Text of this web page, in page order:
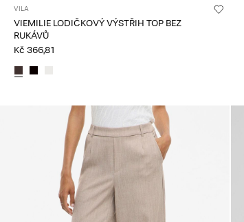
VILA
VIEMILIE LODIČKOVÝ VÝSTŘIH TOP BEZ
RUKÁVŮ
Kč 366,81